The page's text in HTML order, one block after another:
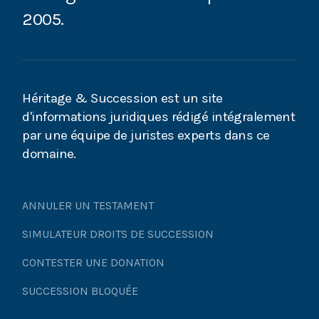
Succession : qu’est-ce que le partage judiciaire ?
Accepter la succession : quelles conséquences ?
Succession : dans quels cas une soulte doit-elle
être versée ?
adopté ?
devez savoir !
Refuser la succession : quelles conséquences ?
2005.
Héritage & Succession est un site
d'informations juridiques rédigé intégralement
par une équipe de juristes experts dans ce
domaine.
ANNULER UN TESTAMENT
SIMULATEUR DROITS DE SUCCESSION
CONTESTER UNE DONATION
SUCCESSION BLOQUÉE